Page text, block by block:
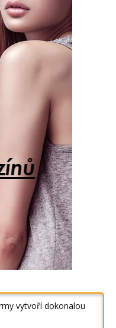
vytvoří dokonalou